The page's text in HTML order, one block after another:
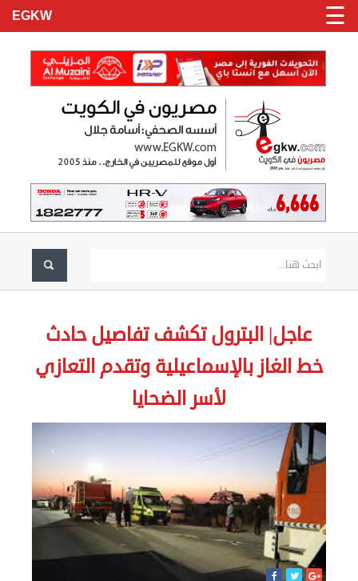
مصر
للمصريين
EGKW ☰
عاجل| البترول تكشف تفاصيل حادث
خط الغاز بالإسماعيلية وتقدم التعازي
لأسر الضحايا